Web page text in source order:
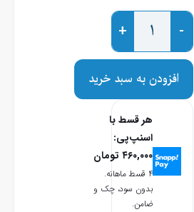
-
+
افزودن به سبد خرید
هر قسط با
اسنپ‌پی:
۴۶۰,۰۰۰ تومان
۴ قسط ماهانه.
بدون سود، چک و
ضامن.